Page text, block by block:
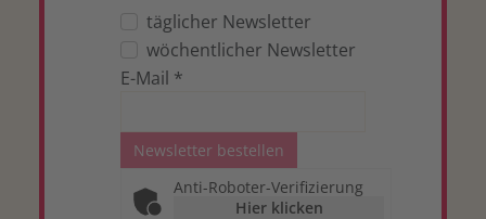
täglicher Newsletter
wöchentlicher Newsletter
E-Mail *
Newsletter bestellen
Anti-Roboter-Verifizierung
Hier klicken